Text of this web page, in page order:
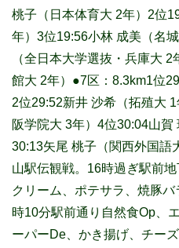
桃子（日本体育大 2年）2位
年）3位19:56小林 成美（名
（全日本大学選抜・兵庫大
館大 2年）●7区：8.3km1位
2位29:52新井 沙希（拓殖大
阪学院大 3年）4位30:04山
30:13矢尾 桃子（関西外国語
山駅伝観戦。16時過ぎ駅前
クリーム、ポテサラ、焼豚
時10分駅前通り自然食Op、
ーパーDe、かき揚げ、チー